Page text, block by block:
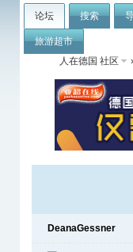
论坛 搜索
旅游超市
人在德国 社区
DeanaGessner